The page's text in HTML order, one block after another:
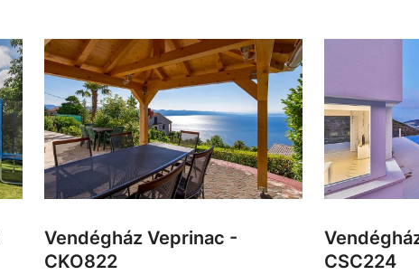
Vendégház Veprinac -
CKO822
CSC224